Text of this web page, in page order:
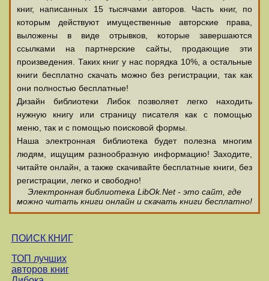
книг, написанных 15 тысячами авторов. Часть книг, по
которым действуют имущественные авторские права,
выложены в виде отрывков, которые завершаются
ссылками на партнерские сайты, продающие эти
произведения. Таких книг у нас порядка 10%, а остальные
книги бесплатно скачать можно без регистрации, так как
они полностью бесплатные!
Дизайн библиотеки Либок позволяет легко находить
нужную книгу или страницу писателя как с помощью
меню, так и с помощью поисковой формы.
Наша электронная библиотека будет полезна многим
людям, ищущим разнообразную информацию! Заходите,
читайте онлайн, а также скачивайте бесплатные книги, без
регистрации, легко и свободно!
Электронная библиотека LibOk.Net - это сайт, где
можно читать книги онлайн и скачать книги бесплатно!
ПОИСК КНИГ
ТОП лучших
авторов книг